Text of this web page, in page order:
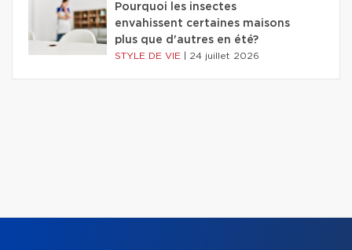
Pourquoi les insectes
envahissent certaines maisons
plus que d'autres en été?
STYLE DE VIE 24 juillet 2026